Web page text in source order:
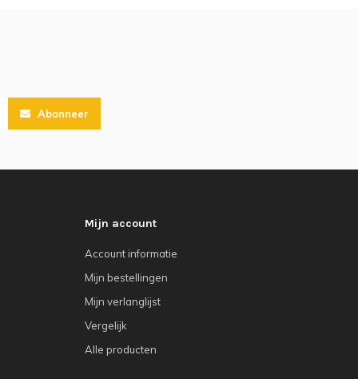
Abonneer
Mijn account
Account informatie
Mijn bestellingen
Mijn verlanglijst
Vergelijk
Alle producten